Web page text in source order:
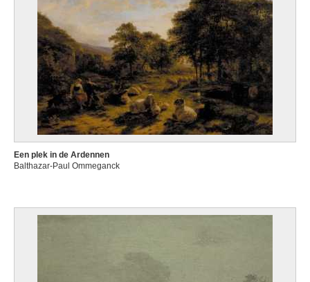
Een plek in de Ardennen
Balthazar-Paul Ommeganck